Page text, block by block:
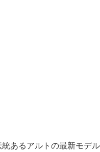
あるアルトの最新モデ